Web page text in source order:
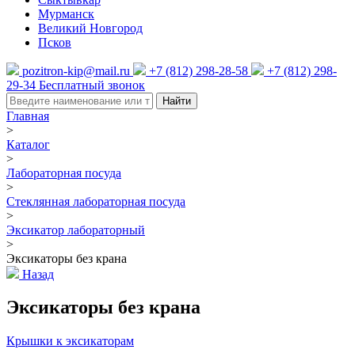
Мурманск
Великий Новгород
Псков
pozitron-kip@mail.ru +7 (812) 298-28-58
+7 (812) 298-
29-34 Бесплатный звонок
Найти
Главная
>
Каталог
>
Лабораторная посуда
>
Стеклянная лабораторная посуда
>
Эксикатор лабораторный
>
Эксикаторы без крана
Назад
Эксикаторы без крана
Крышки к эксикаторам